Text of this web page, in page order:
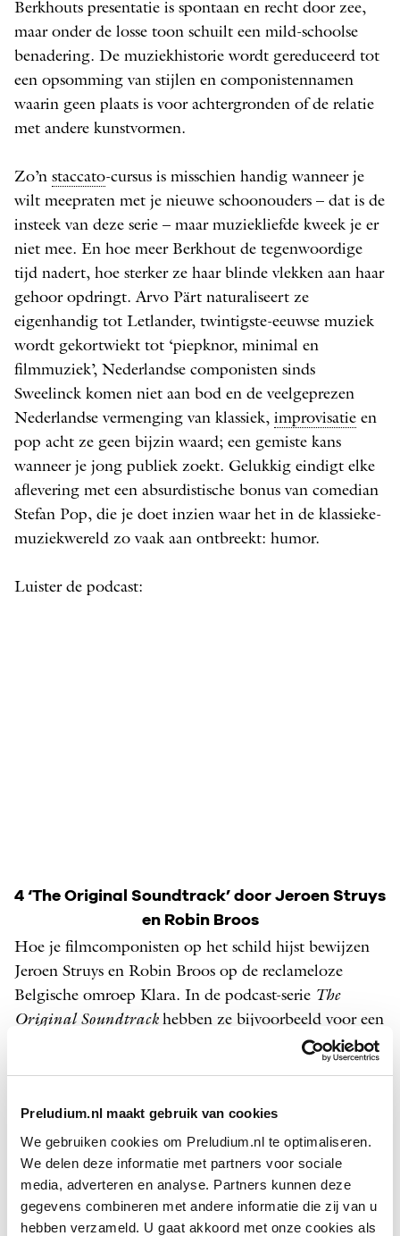
Preludium.nl maakt gebruik van cookies
We gebruiken cookies om Preludium.nl te optimaliseren.
We delen deze informatie met partners voor sociale
media, adverteren en analyse. Partners kunnen deze
gegevens combineren met andere informatie die zij van u
hebben verzameld. U gaat akkoord met onze cookies als
Berkhouts presentatie is spontaan en recht door zee,
maar onder de losse toon schuilt een mild-schoolse
benadering. De muziekhistorie wordt gereduceerd tot
een ­opsomming van stijlen en componistennamen
waarin geen plaats is voor achtergronden of de relatie
met andere kunstvormen.
Zo’n staccato-cursus is misschien handig wanneer je
wilt meepraten met je nieuwe schoonouders – dat is de
insteek van deze serie – maar muziekliefde kweek je er
niet mee. En hoe meer Berkhout de tegenwoordige
tijd nadert, hoe sterker ze haar blinde vlekken aan haar
gehoor opdringt. Arvo Pärt naturaliseert ze
eigenhandig tot Letlander, twintigste-eeuwse muziek
wordt gekortwiekt tot ‘piepknor, minimal en
filmmuziek’, Nederlandse componisten sinds
Sweelinck komen niet aan bod en de veelgeprezen
Nederlandse vermenging van klassiek, improvisatie en
pop acht ze geen bijzin waard; een gemiste kans
wanneer je jong publiek zoekt. Gelukkig eindigt elke
aflevering met een absurdistische bonus van comedian
Stefan Pop, die je doet inzien waar het in de klassieke-
muziekwereld zo vaak aan ontbreekt: humor.
Luister de podcast:
4 ‘The Original Soundtrack’ door Jeroen Struys
en Robin Broos
Hoe je filmcomponisten op het schild hijst bewijzen
Jeroen Struys en Robin Broos op de reclameloze
Belgische omroep Klara. In de podcast-serie The
Original Soundtrackhebben ze bijvoorbeeld voor een
overtuigend portret van John Williams slechts twee
in een muziekhistorische context geplaatst, wordt de
effectiviteit van een paar simpele noten onderzocht,
horen we over zijn interactie met regisseur Steven
Spielberg en wordt en passant uitgelegd wat eenfuga
is.